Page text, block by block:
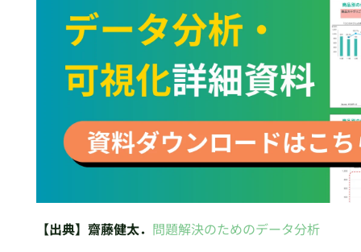
【出典】齋藤健太． 問題解決のためのデータ分析